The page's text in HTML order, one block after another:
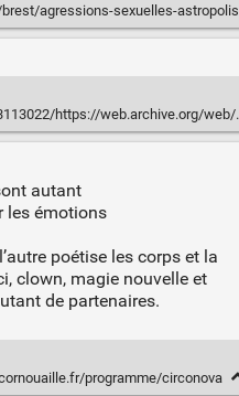
securite-en-festival-11-02-2020-12500854.php?share_auth=5ad3ffc6cf87ec659f31edb5c280a6dc
https://www.traxmag.com/festival-astropolis-hiver/
autant
les émotions
poétise les corps et la
clown, magie nouvelle et
de partenaires.
programme/circonova